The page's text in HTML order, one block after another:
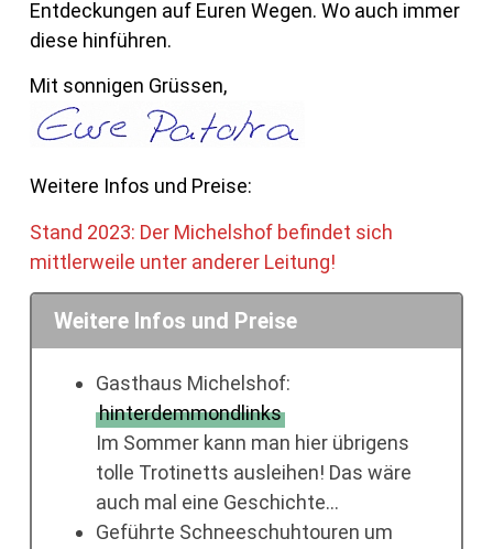
Entdeckungen auf Euren Wegen. Wo auch immer
diese hinführen.
Mit sonnigen Grüssen,
Weitere Infos und Preise:
Stand 2023: Der Michelshof befindet sich
mittlerweile unter anderer Leitung!
Weitere Infos und Preise
Gasthaus Michelshof:
hinterdemmondlinks
Im Sommer kann man hier übrigens
tolle Trotinetts ausleihen! Das wäre
auch mal eine Geschichte…
Geführte Schneeschuhtouren um